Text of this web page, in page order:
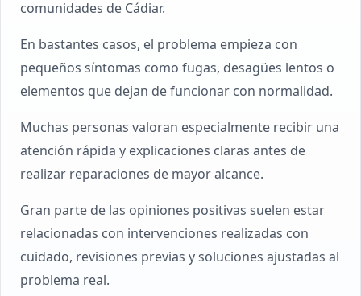
comunidades de Cádiar.
En bastantes casos, el problema empieza con
pequeños síntomas como fugas, desagües lentos o
elementos que dejan de funcionar con normalidad.
Muchas personas valoran especialmente recibir una
atención rápida y explicaciones claras antes de
realizar reparaciones de mayor alcance.
Gran parte de las opiniones positivas suelen estar
relacionadas con intervenciones realizadas con
cuidado, revisiones previas y soluciones ajustadas al
problema real.